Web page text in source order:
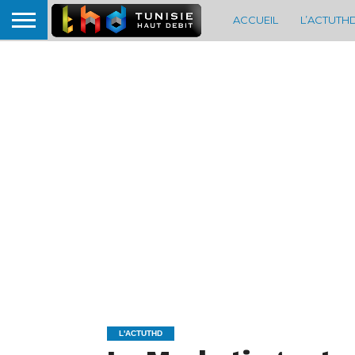
ACCUEIL
L'ACTUTHD